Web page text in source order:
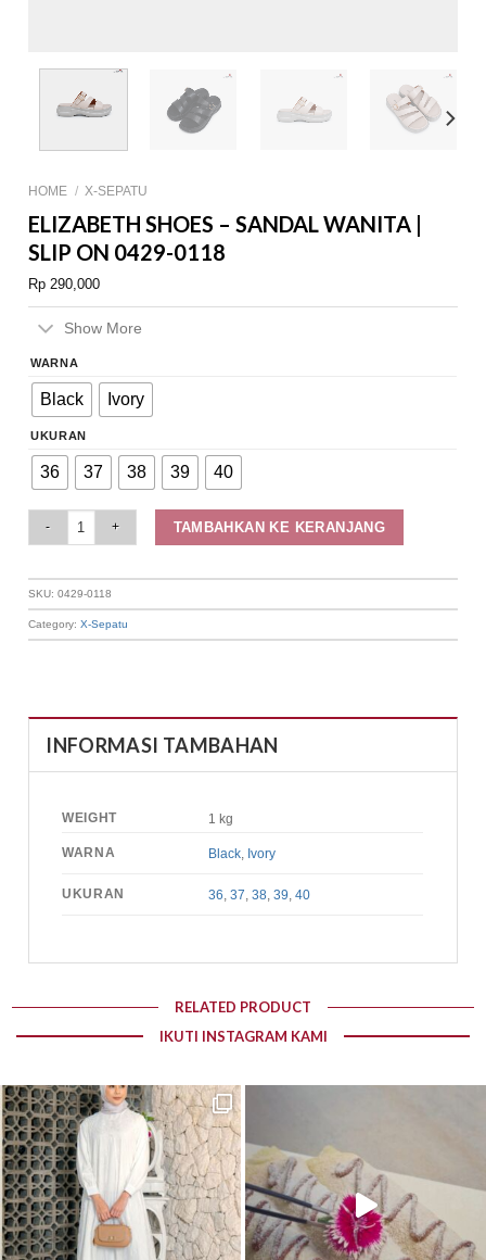
HOME / X-SEPATU
ELIZABETH SHOES – SANDAL WANITA |
SLIP ON 0429-0118
Rp 290,000
Show More
WARNA
Black Ivory
UKURAN
36 37 38 39 40
TAMBAHKAN KE KERANJANG
SKU:0429-0118
Category:X-Sepatu
INFORMASI TAMBAHAN
WEIGHT 1 kg
WARNA Black Ivory
UKURAN 36 ,37 ,38 ,39 ,40
RELATED PRODUCT
IKUTI INSTAGRAM KAMI